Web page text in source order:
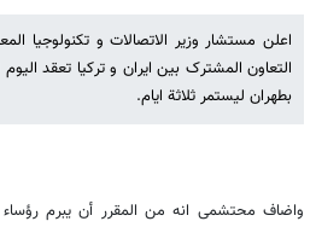
اعلن مستشار وزیر الاتصالات و تکنولوجیا
التعاون المشترک بین ایران و ترکیا تعقد الیوم
بطهران لیستمر ثلاثة ایام.
واضاف محتشمی انه من المقرر أن یبرم